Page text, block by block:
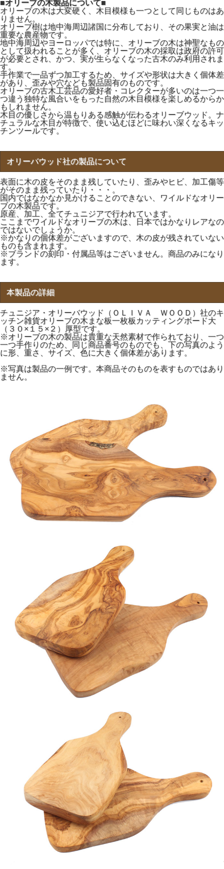
■オリーブの木製品について■
オリーブの木は大変硬く、木目模様も一つとして同じものはあ
りません。
オリーブ樹は地中海周辺諸国に分布しており、その果実と油は
重要な農産物です。
地中海周辺やヨーロッパでは特に、オリーブの木は神聖なもの
として扱われることが多く、オリーブの木の採取は政府の許可
が必要とされ、かつ、実が生らなくなった古木のみ利用されま
す。
手作業で一品ずつ加工するため、サイズや形状は大きく個体差
があり、歪みや穴なども製品固有のものです。
オリーブの古木工芸品の愛好者・コレクターが多いのは一つ一
つ違う独特な風合いをもった自然の木目模様を楽しめるからか
もしれません。
木目の優しさから温もりある感触が伝わるオリーブウッド。ナ
チュラルな木目が特徴で、使い込むほどに味わい深くなるキッ
チンツールです。
オリーバウッド社の製品について
表面に木の皮をそのまま残していたり、歪みやヒビ、加工傷等
がそのまま残っていたり・・・。
国内ではなかなか見かけることのできない、ワイルドなオリー
ブの木製品です。
原産、加工、全てチュニジアで行われています。
ここまでワイルドなオリーブの木は、日本ではかなりレアなの
ではないでしょうか。
※かなりの個体差がございますので、木の皮が残されていない
ものも含まれます。
※ブランドの刻印・付属品等はございません。商品のみになり
ます。
本製品の詳細
チュニジア・オリーバウッド（ＯＬＩＶＡ ＷＯＯＤ）社のキ
ッチン雑貨オリーブの木まな板一枚板カッティングボード大
（３０×１５×２）厚型です。
※オリーブの木の製品は貴重な天然素材で作られており、一つ
一つ手作りのため、同じ商品番号のものでも、下の写真のよう
に形、重さ、サイズ、色に大きく個体差があります。
※写真は製品の一例です。本商品そのものを表すものではあり
ません。